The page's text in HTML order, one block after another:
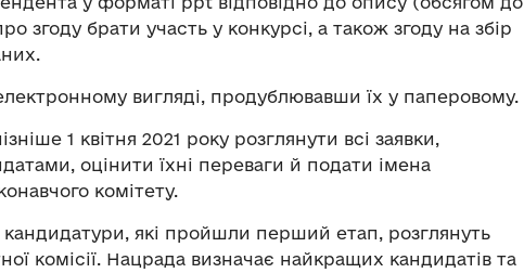
згоду брати участь у конкурсі, а також згоду на збір
вигляді, продублювавши їх у паперовому.
1 квітня 2021 року розглянути всі заявки,
оцінити їхні переваги й подати імена
комітету.
кандидатури, які пройшли перший етап, розглянуть
комісії. Нацрада визначає найкращих кандидатів та